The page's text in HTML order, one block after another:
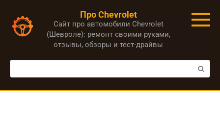
контенту
Про Chevrolet
Сайт про автомобили Chevrolet
(Шевроле): ремонт своими руками,
отзывы, обзоры и тест-драйвы
Поиск: